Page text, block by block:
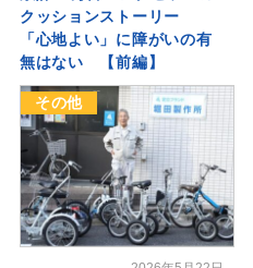
クッションストーリー
「心地よい」に障がいの有
無はない 【前編】
その他